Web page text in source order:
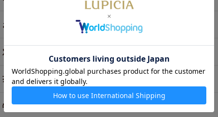
お買い得商品
定期便
茶器・オリジナルグッズ
特別商品・お取り寄せ